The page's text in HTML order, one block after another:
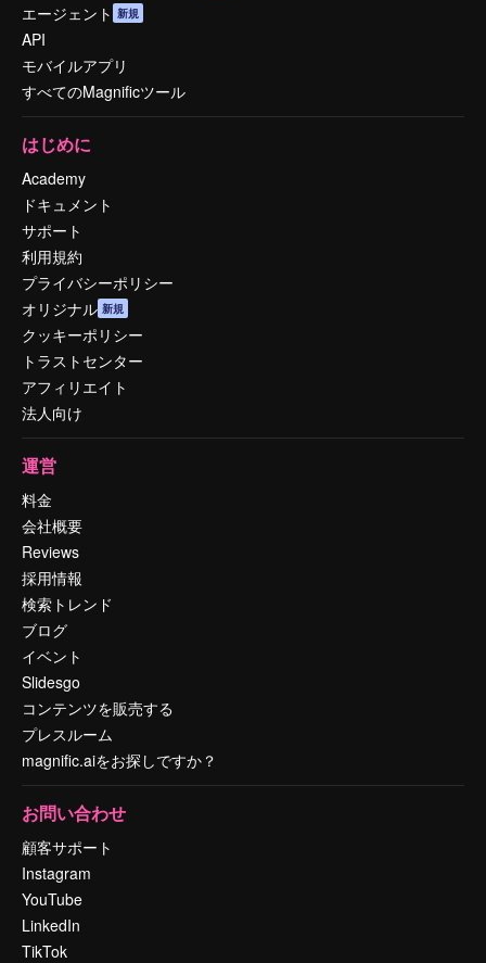
エージェント 新規
API
モバイルアプリ
すべてのMagnificツール
はじめに
Academy
ドキュメント
サポート
利用規約
プライバシーポリシー
オリジナル 新規
クッキーポリシー
トラストセンター
アフィリエイト
法人向け
運営
料金
会社概要
Reviews
採用情報
検索トレンド
ブログ
イベント
Slidesgo
コンテンツを販売する
プレスルーム
magnific.aiをお探しですか？
お問い合わせ
顧客サポート
Instagram
YouTube
LinkedIn
TikTok